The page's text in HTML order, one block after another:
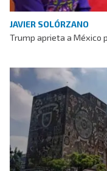
JAVIER SOLÓRZANO
Trump aprieta a México